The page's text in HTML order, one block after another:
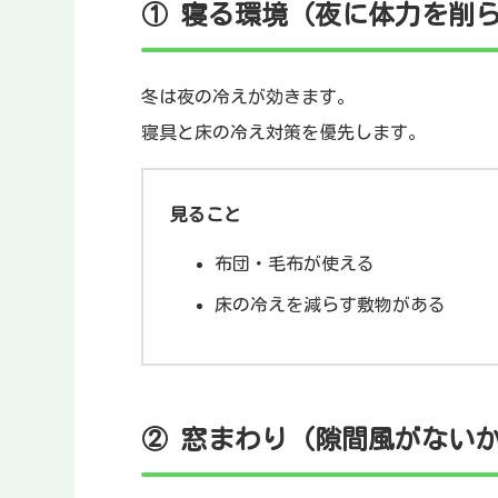
① 寝る環境（夜に体力を削ら
冬は夜の冷えが効きます。
寝具と床の冷え対策を優先します。
見ること
布団・毛布が使える
床の冷えを減らす敷物がある
② 窓まわり（隙間風がないか